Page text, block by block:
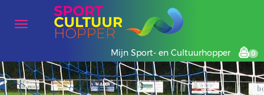
Mijn Sport- en Cultuurhopper 0